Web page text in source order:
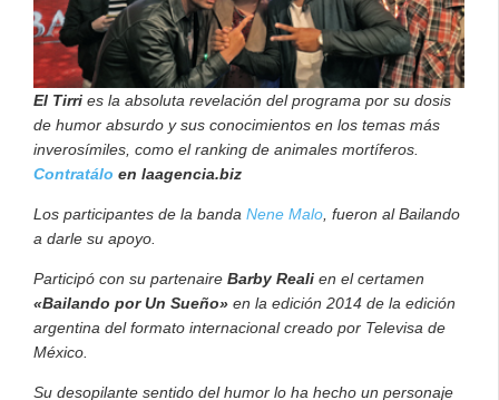
El Tirri es la absoluta revelación del programa por su dosis
de humor absurdo y sus conocimientos en los temas más
inverosímiles, como el ranking de animales mortíferos.
Contratálo en laagencia.biz
Los participantes de la banda Nene Malo , fueron al Bailando
a darle su apoyo.
Participó con su partenaire Barby Reali en el certamen
«Bailando por Un Sueño» en la edición 2014 de la edición
argentina del formato internacional creado por Televisa de
México.
Su desopilante sentido del humor lo ha hecho un personaje